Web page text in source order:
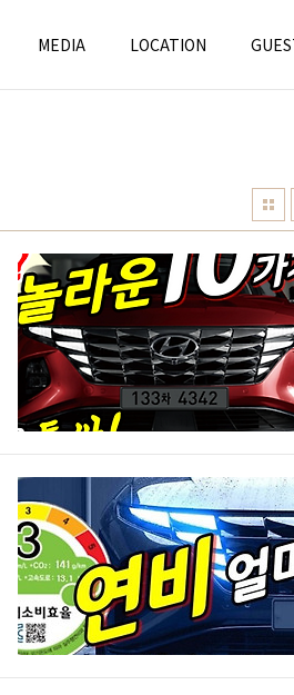
MEDIA LOCATION